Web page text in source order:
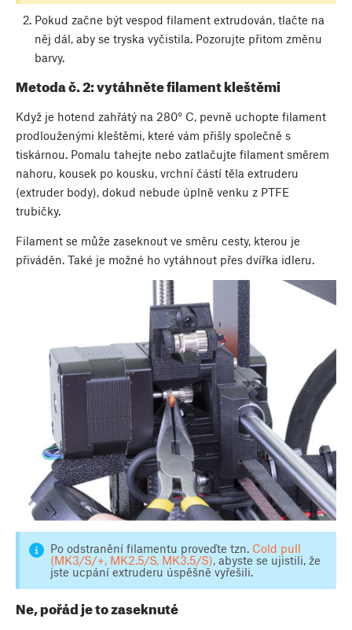
Pokud začne být vespod filament extrudován, tlačte na
něj dál, aby se tryska vyčistila. Pozorujte přitom změnu
barvy.
Metoda č. 2: vytáhněte filament kleštěmi
Když je hotend zahřátý na 280° C, pevně uchopte filament
prodlouženými kleštěmi, které vám přišly společně s
tiskárnou. Pomalu tahejte nebo zatlačujte filament směrem
nahoru, kousek po kousku, vrchní částí těla extruderu
(extruder body), dokud nebude úplně venku z PTFE
trubičky.
Filament se může zaseknout ve směru cesty, kterou je
přiváděn. Také je možné ho vytáhnout přes dvířka idleru.
Po odstranění filamentu proveďte tzn. Cold pull
(MK3/S/+, MK2.5/S, MK3.5/S), abyste se ujistili, že
jste ucpání extruderu úspěšně vyřešili.
Ne, pořád je to zaseknuté